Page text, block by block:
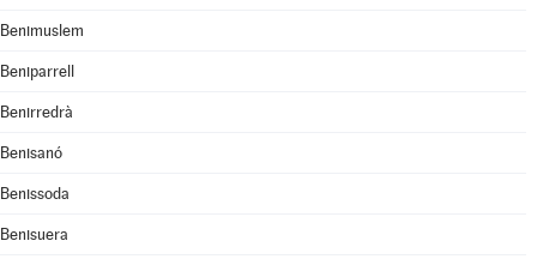
Benimuslem
Beniparrell
Benirredrà
Benisanó
Benissoda
Benisuera